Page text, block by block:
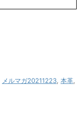
メルマガ20211223, 本革,